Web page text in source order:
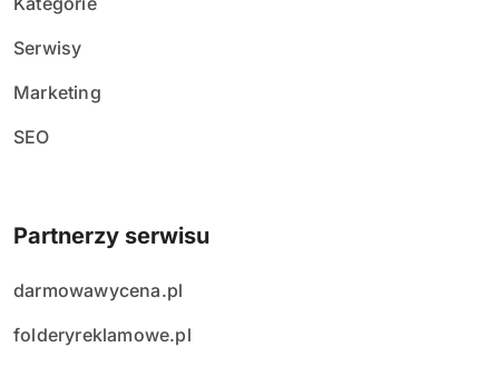
Serwisy
Marketing
SEO
Partnerzy serwisu
darmowawycena.pl
folderyreklamowe.pl